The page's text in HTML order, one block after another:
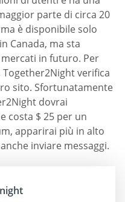
parte di circa 20
è disponibile solo
Canada, ma sta
in futuro. Per
verifica
sito. Sfortunatamente
dovrai
costa $ 25 per un
apparirai più in alto
inviare messaggi.